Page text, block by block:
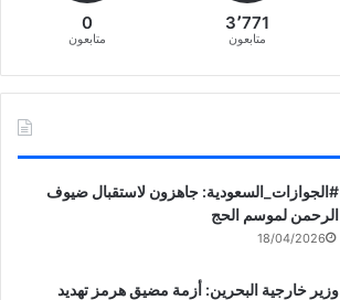
3٬771
متابعون
0
متابعون
‏‎#الجوازات_السعودية: جاهزون لاستقبال ضيوف
الرحمن لموسم الحج
18/04/2026
وزير خارجية البحرين: أزمة مضيق هرمز تهديد